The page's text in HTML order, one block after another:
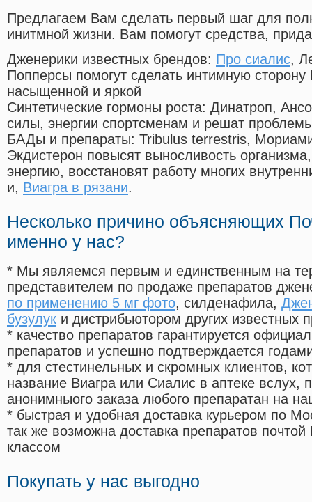
Предлагаем Вам сделать первый шаг для
инитмной жизни. Вам помогут средства,
Дженерики известных брендов: Про сиалис,
Попперсы помогут сделать интимную
насыщенной и яркой
Синтетические гормоны роста: Динатроп,
силы, энергии спортсменам и решат
БАДы и препараты: Tribulus terrestris,
Экдистерон повысят выносливость
энергию, восстановят работу многих
и, Виагра в рязани.
Несколько причино объясняющих
именно у нас?
* Мы являемся первым и единственным на
представителем по продаже препаратов
по применению 5 мг фото, силденафила,
бузулук и дистрибьютором других известных
* качество препаратов гарантируется
препаратов и успешно подтверждается
* для стестинельных и скромных клиентов,
название Виагра или Сиалис в аптеке вслух,
анонимныого заказа любого препаратан на
* быстрая и удобная доставка курьером по
так же возможна доставка препаратов
классом
Покупать у нас выгодно